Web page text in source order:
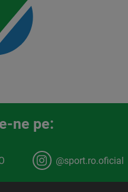
ne pe:
@sport.ro.oficial